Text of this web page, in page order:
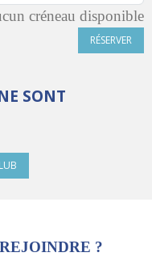
créneau disponible
RÉSERVER
SONT
?